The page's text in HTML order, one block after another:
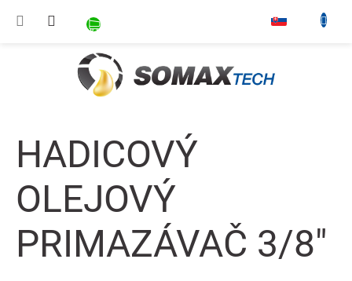
NÁKUPNÝ KOŠÍK
HADICOVÝ
OLEJOVÝ
PRIMAZÁVAČ 3/8"